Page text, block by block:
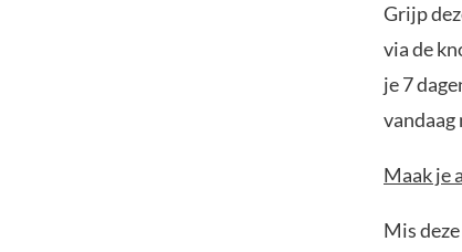
Grijp
via de
je 7
Maak je
Mis